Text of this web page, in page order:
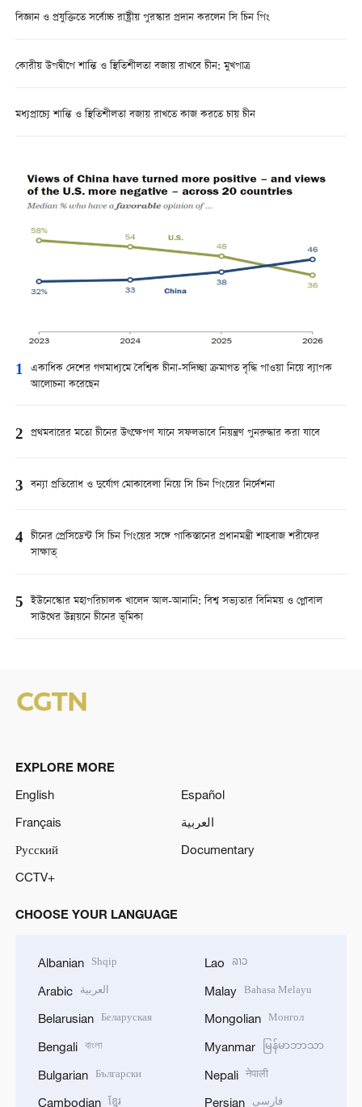
বিজ্ঞান ও প্রযুক্তিতে সর্বোচ্চ রাষ্ট্রীয় পুরস্কার প্রদান করলেন সি চিন পিং
কোরীয় উপদ্বীপে শান্তি ও স্থিতিশীলতা বজায় রাখবে চীন: মুখপাত্র
মধ্যপ্রাচ্যে শান্তি ও স্থিতিশীলতা বজায় রাখতে কাজ করতে চায় চীন
1 একাধিক দেশের গণমাধ্যমে বৈশ্বিক চীনা-সদিচ্ছা ক্রমাগত বৃদ্ধি পাওয়া নিয়ে ব্যাপক
আলোচনা করেছেন
2 প্রথমবারের মতো চীনের উৎক্ষেপণ যানে সফলভাবে নিয়ন্ত্রণ পুনরুদ্ধার করা যাবে
3 বন্যা প্রতিরোধ ও দুর্যোগ মোকাবেলা নিয়ে সি চিন পিংয়ের নির্দেশনা
4 চীনের প্রেসিডেন্ট সি চিন পিংয়ের সঙ্গে পাকিস্তানের প্রধানমন্ত্রী শাহবাজ শরীফের
সাক্ষাত্
5 ইউনেস্কোর মহাপরিচালক খালেদ আল-আনানি: বিশ্ব সভ্যতার বিনিময় ও গ্লোবাল
সাউথের উন্নয়নে চীনের ভূমিকা
EXPLORE MORE
English
Español
Français
العربية
Русский
Documentary
CCTV+
CHOOSE YOUR LANGUAGE
Albanian Shqip
Arabic العربية
Belarusian Беларуская
Bengali বাংলা
Bulgarian Български
Cambodian ខ្មែរ
Lao ລາວ
Malay Bahasa Melayu
Mongolian Монгол
Myanmar မြန်မာဘာသာ
Nepali नेपाली
Persian فارسی